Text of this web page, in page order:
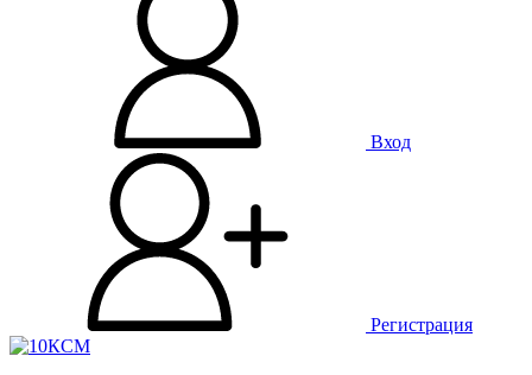
Вход
Регистрация